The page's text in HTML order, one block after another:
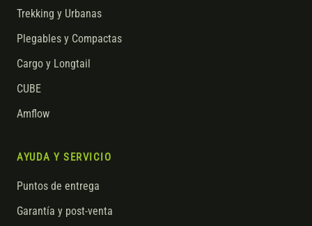
Trekking y Urbanas
Plegables y Compactas
Cargo y Longtail
CUBE
Amflow
AYUDA Y SERVICIO
Puntos de entrega
Garantía y post-venta